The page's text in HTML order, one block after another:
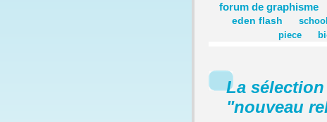
forum de graphisme
eden flash
piece
La sélection
"nouveau